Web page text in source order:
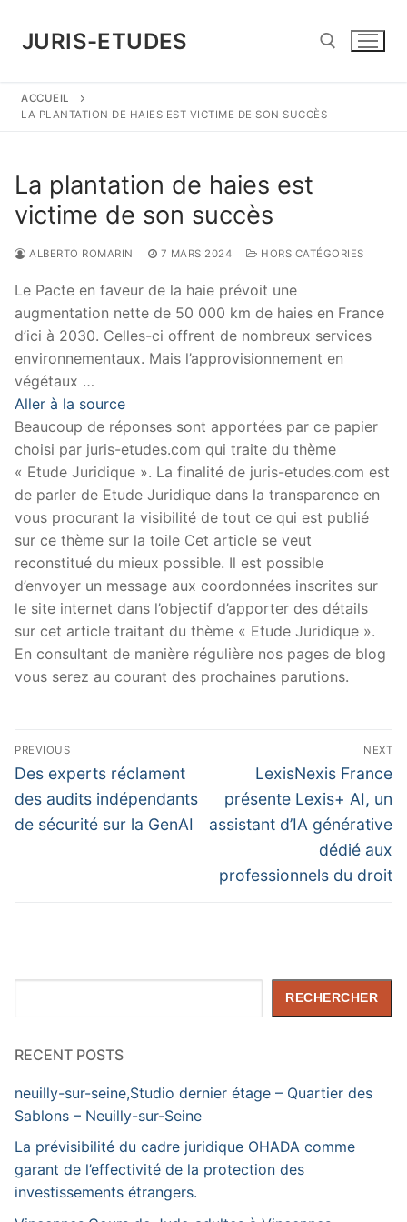
contenu
JURIS-ETUDES
Rechercher :
ACCUEIL
LA PLANTATION DE HAIES EST VICTIME DE SON SUCCÈS
La plantation de haies est
victime de son succès
ALBERTO ROMARIN 7 MARS 2024 HORS CATÉGORIES
Le Pacte en faveur de la haie prévoit une
augmentation nette de 50 000 km de haies en France
d’ici à 2030. Celles-ci offrent de nombreux services
environnementaux. Mais l’approvisionnement en
végétaux …
Aller à la source
Beaucoup de réponses sont apportées par ce papier
choisi par juris-etudes.com qui traite du thème
« Etude Juridique ». La finalité de juris-etudes.com est
de parler de Etude Juridique dans la transparence en
vous procurant la visibilité de tout ce qui est publié
sur ce thème sur la toile Cet article se veut
reconstitué du mieux possible. Il est possible
d’envoyer un message aux coordonnées inscrites sur
le site internet dans l’objectif d’apporter des détails
sur cet article traitant du thème « Etude Juridique ».
En consultant de manière régulière nos pages de blog
vous serez au courant des prochaines parutions.
Navigation
de
l’article
PREVIOUS
Previous
post:
Des experts réclament
des audits indépendants
de sécurité sur la GenAI
NEXT
Next
post:
LexisNexis France
présente Lexis+ AI, un
assistant d’IA générative
dédié aux
professionnels du droit
RECHERCHER
RECENT POSTS
neuilly-sur-seine,Studio dernier étage – Quartier des
Sablons – Neuilly-sur-Seine
La prévisibilité du cadre juridique OHADA comme
garant de l’effectivité de la protection des
investissements étrangers.